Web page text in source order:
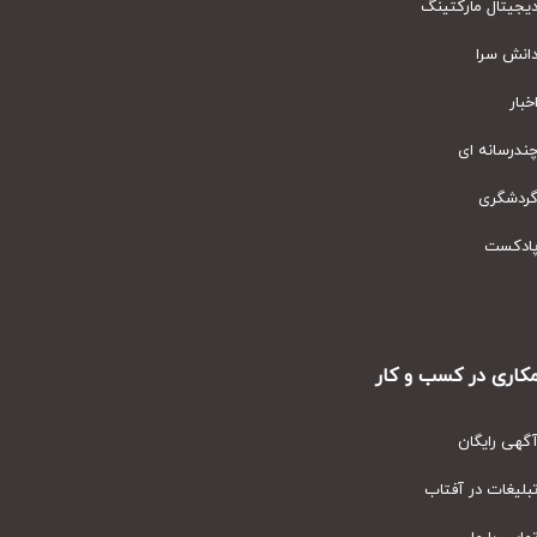
مارکتینگ
سرا
ای
در کسب و کار
رایگان
در آفتاب